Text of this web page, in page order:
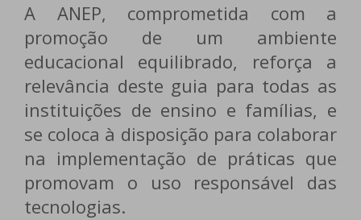
A ANEP, comprometida com a
promoção de um ambiente
educacional equilibrado, reforça a
relevância deste guia para todas as
instituições de ensino e famílias, e
se coloca à disposição para colaborar
na implementação de práticas que
promovam o uso responsável das
tecnologias.